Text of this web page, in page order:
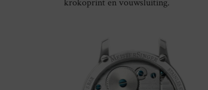
krokoprint en vouwsluiting.